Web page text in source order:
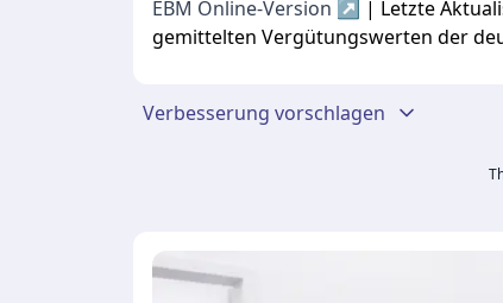
EBM Online-Version ↗ | Letzte
gemittelten Vergütungswerten der
Verbesserung vorschlagen